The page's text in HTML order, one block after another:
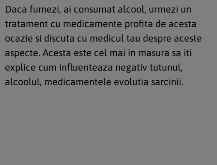
Daca fumezi, ai consumat alcool, urmezi un
tratament cu medicamente profita de acesta
ocazie si discuta cu medicul tau despre aceste
aspecte. Acesta este cel mai in masura sa iti
explice cum influenteaza negativ tutunul,
alcoolul, medicamentele evolutia sarcinii.